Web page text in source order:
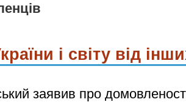
і світу від
заявив про